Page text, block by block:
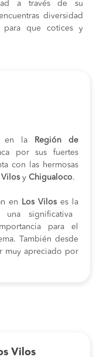
a través de su
diversidad
para que cotices y
en la Región de
por sus fuertes
con las hermosas
Vilos y Chigualoco.
en Los Vilos es la
significativa
para el
También desde
muy apreciado por
Vilos